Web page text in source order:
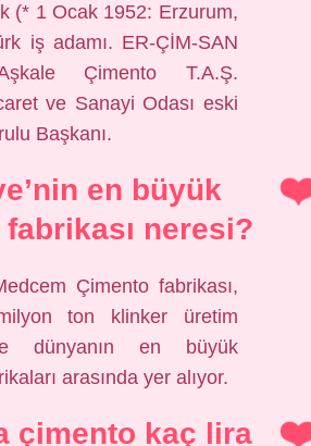
(* 1 Ocak 1952: Erzurum,
iş adamı. ER-ÇİM-SAN
Çimento T.A.Ş.
ve Sanayi Odası eski
Başkanı.
en büyük
neresi?
Çimento fabrikası,
ton klinker üretim
dünyanın en büyük
arasında yer alıyor.
çimento kaç lira